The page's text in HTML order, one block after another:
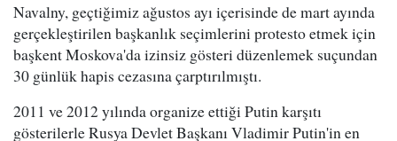
Navalny, geçtiğimiz ağustos ayı içerisinde de mart ayında
gerçekleştirilen başkanlık seçimlerini protesto etmek için
başkent Moskova'da izinsiz gösteri düzenlemek suçundan
30 günlük hapis cezasına çarptırılmıştı.
2011 ve 2012 yılında organize ettiği Putin karşıtı
gösterilerle Rusya Devlet Başkanı Vladimir Putin'in en